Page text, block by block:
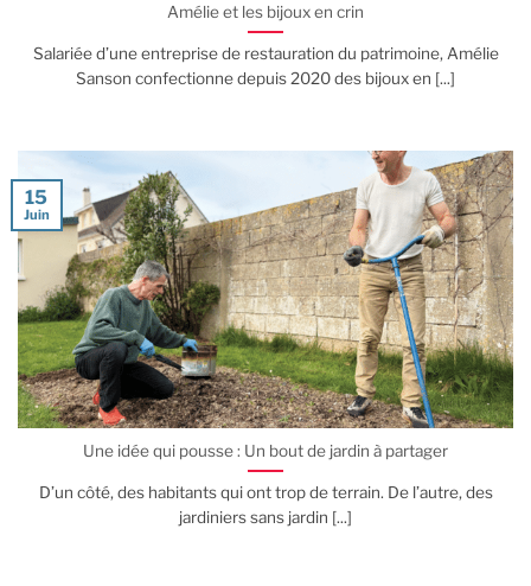
Amélie et les bijoux en crin
Salariée d’une entreprise de restauration du patrimoine, Amélie
Sanson confectionne depuis 2020 des bijoux en [...]
Une idée qui pousse : Un bout de jardin à partager
D’un côté, des habitants qui ont trop de terrain. De l’autre, des
jardiniers sans jardin [...]
15
Juin